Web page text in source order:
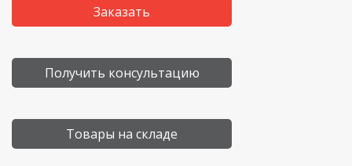
Заказать
Получить консультацию
Товары на складе